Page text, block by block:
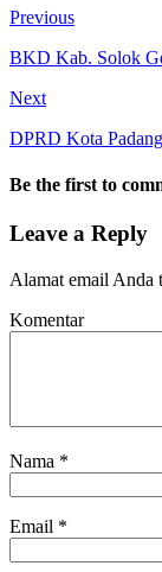
Previous
BKD Kab. Solok
Next
DPRD Kota
Be the first to
Leave a Reply
Alamat email Anda
Komentar
Nama *
Email *